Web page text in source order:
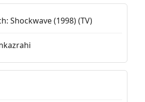
Shockwave (1998) (TV)